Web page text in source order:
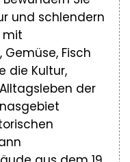
und schlendern
mit
Gemüse, Fisch
die Kultur,
der